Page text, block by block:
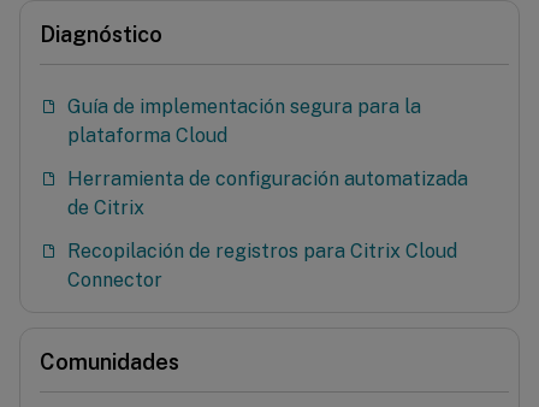
Diagnóstico
Guía de implementación segura para la
plataforma Cloud
Herramienta de configuración automatizada
de Citrix
Recopilación de registros para Citrix Cloud
Connector
Comunidades